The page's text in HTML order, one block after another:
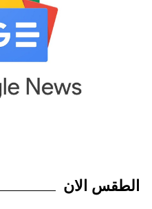
الطقس الان